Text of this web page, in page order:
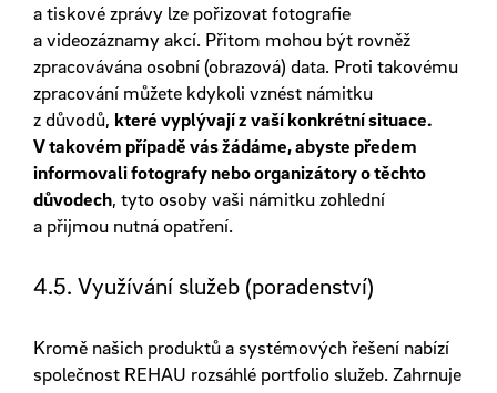
a tiskové zprávy lze pořizovat fotografie
a videozáznamy akcí. Přitom mohou být rovněž
zpracovávána osobní (obrazová) data. Proti takovému
zpracování můžete kdykoli vznést námitku
z důvodů, které vyplývají z vaší konkrétní situace.
V takovém případě vás žádáme, abyste předem
informovali fotografy nebo organizátory o těchto
důvodech, tyto osoby vaši námitku zohlední
a přijmou nutná opatření.
4.5. Využívání služeb (poradenství)
Kromě našich produktů a systémových řešení nabízí
společnost REHAU rozsáhlé portfolio služeb. Zahrnuje